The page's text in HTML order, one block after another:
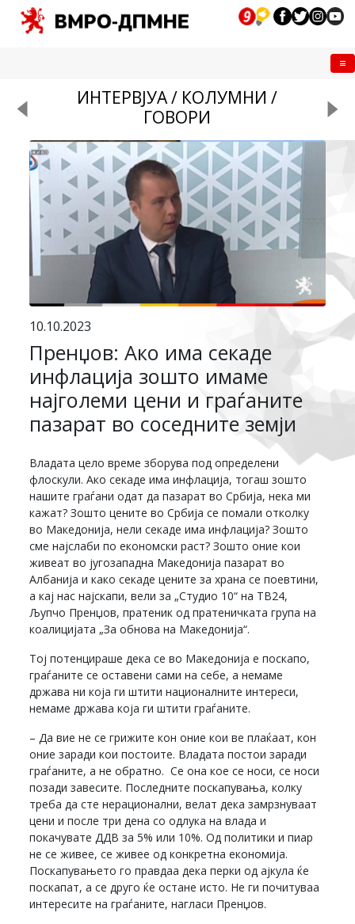
ИНТЕРВЈУА / КОЛУМНИ /
ГОВОРИ
10.10.2023
Пренџов: Ако има секаде
инфлација зошто имаме
најголеми цени и граѓаните
пазарат во соседните земји
Владата цело време зборува под определени
флоскули. Ако секаде има инфлација, тогаш зошто
нашите граѓани одат да пазарат во Србија, нека ми
кажат? Зошто цените во Србија се помали отколку
во Македонија, нели секаде има инфлација? Зошто
сме најслаби по економски раст? Зошто оние кои
живеат во југозападна Македонија пазарат во
Албанија и како секаде цените за храна се поевтини,
а кај нас најскапи, вели за „Студио 10“ на ТВ24,
Љупчо Пренџов, пратеник од пратеничката група на
коалицијата „За обнова на Македонија“.
Тој потенцираше дека се во Македонија е поскапо,
граѓаните се оставени сами на себе, а немаме
држава ни која ги штити националните интереси,
немаме држава која ги штити граѓаните.
– Да вие не се грижите кон оние кои ве плаќаат, кон
оние заради кои постоите. Владата постои заради
граѓаните, а не обратно. Се она кое се носи, се носи
позади завесите. Последните поскапувања, колку
треба да сте нерационални, велат дека замрзнуваат
цени и после три дена со одлука на влада и
покачувате ДДВ за 5% или 10%. Од политики и пиар
не се живее, се живее од конкретна економија.
Поскапувањето го правдаа дека перки од ајкула ќе
поскапат, а се друго ќе остане исто. Не ги почитуваа
интересите на граѓаните, нагласи Пренџов.